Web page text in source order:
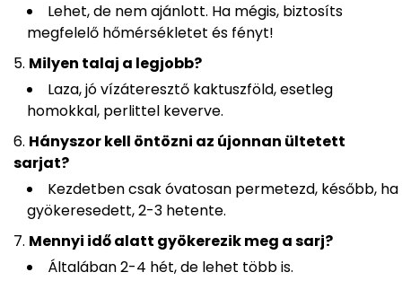
Lehet, de nem ajánlott. Ha mégis, biztosíts
megfelelő hőmérsékletet és fényt!
Milyen talaj a legjobb?
Laza, jó vízáteresztő kaktuszföld, esetleg
homokkal, perlittel keverve.
Hányszor kell öntözni az újonnan ültetett
sarjat?
Kezdetben csak óvatosan permetezd, később, ha
gyökeresedett, 2-3 hetente.
Mennyi idő alatt gyökerezik meg a sarj?
Általában 2-4 hét, de lehet több is.